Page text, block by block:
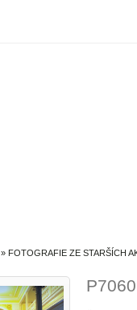
» FOTOGRAFIE ZE STARŠÍCH